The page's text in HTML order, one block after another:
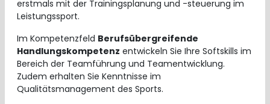
erstmals mit der Trainingsplanung und -steuerung im
Leistungssport.
Im Kompetenzfeld Berufsübergreifende
Handlungskompetenz entwickeln Sie Ihre Softskills im
Bereich der Teamführung und Teamentwicklung.
Zudem erhalten Sie Kenntnisse im
Qualitätsmanagement des Sports.